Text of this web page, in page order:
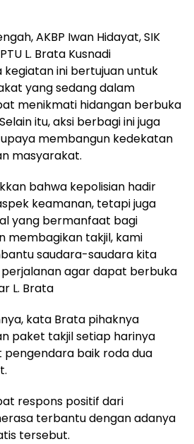
AKBP Iwan Hidayat, SIK
L. Brata Kusnadi
ini bertujuan untuk
yang sedang dalam
menikmati hidangan berbuka
itu, aksi berbagi ini juga
membangun kedekatan
masyarakat.
bahwa kepolisian hadir
keamanan, tetapi juga
yang bermanfaat bagi
membagikan takjil, kami
saudara-saudara kita
agar dapat berbuka
L. Brata
kata Brata pihaknya
paket takjil setiap harinya
baik roda dua
respons positif dari
terbantu dengan adanya
tersebut.